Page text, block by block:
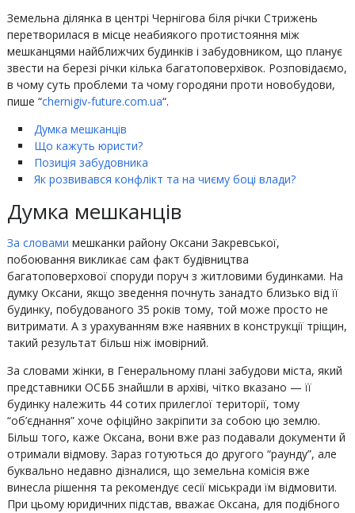
Земельна ділянка в центрі Чернігова біля річки Стрижень
перетворилася в місце неабиякого протистояння між
мешканцями найближчих будинків і забудовником, що планує
звести на березі річки кілька багатоповерхівок. Розповідаємо,
в чому суть проблеми та чому городяни проти новобудови,
пише “chernigiv-future.com.ua“.
Думка мешканців
Що кажуть юристи?
Позиція забудовника
Як розвивався конфлікт та на чиєму боці влади?
Думка мешканців
За словами мешканки району Оксани Закревської,
побоювання викликає сам факт будівництва
багатоповерхової споруди поруч з житловими будинками. На
думку Оксани, якщо зведення почнуть занадто близько від її
будинку, побудованого 35 років тому, той може просто не
витримати. А з урахуванням вже наявних в конструкції тріщин,
такий результат більш ніж імовірний.
За словами жінки, в Генеральному плані забудови міста, який
представники ОСББ знайшли в архіві, чітко вказано — її
будинку належить 44 сотих прилеглої території, тому
“об’єднання” хоче офіційно закріпити за собою цю землю.
Більш того, каже Оксана, вони вже раз подавали документи й
отримали відмову. Зараз готуються до другого “раунду”, але
буквально недавно дізналися, що земельна комісія вже
винесла рішення та рекомендує сесії міськради їм відмовити.
При цьому юридичних підстав, вважає Оксана, для подібного